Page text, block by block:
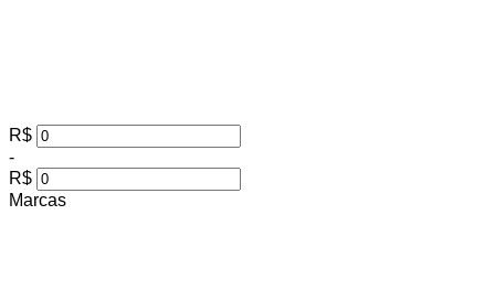
R$
-
R$
Marcas